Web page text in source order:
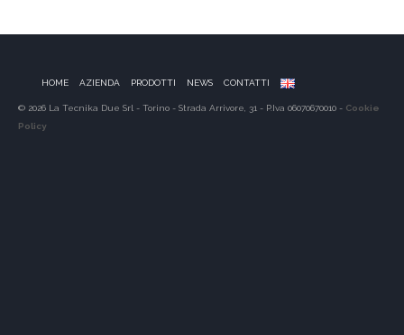
HOME AZIENDA PRODOTTI NEWS CONTATTI
© 2026 La Tecnika Due Srl - Torino - Strada Arrivore, 31 - P.Iva 06070670010 - Cookie
Policy